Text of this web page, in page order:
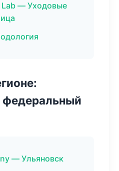
Lab — Уходовые
— Ульяновск